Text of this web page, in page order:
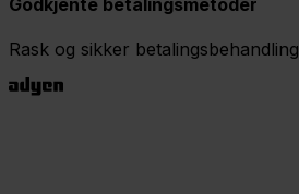
Rask og sikker betalingsbehandling